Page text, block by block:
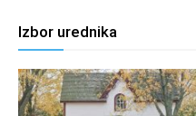
Izbor urednika